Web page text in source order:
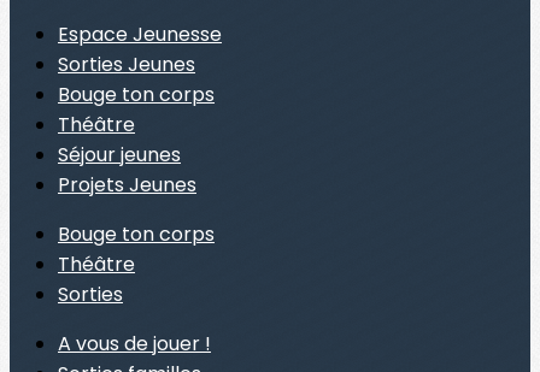
Espace Jeunesse
Sorties Jeunes
Bouge ton corps
Théâtre
Séjour jeunes
Projets Jeunes
Bouge ton corps
Théâtre
Sorties
A vous de jouer !